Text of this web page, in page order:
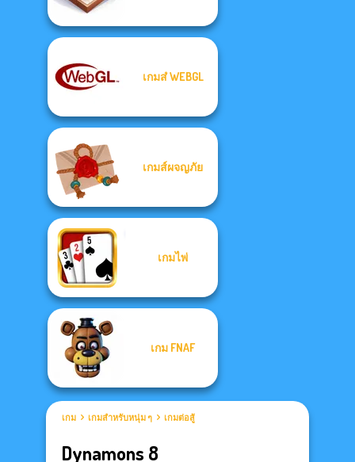
เกมส๋ WEBGL
เกมส์ผจญภัย
เกมไพ่
เกม FNAF
เกม เกมสำหรับหนุ่ม ๆ เกมต่อสู้
Dynamons 8